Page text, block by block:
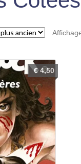
€4,50